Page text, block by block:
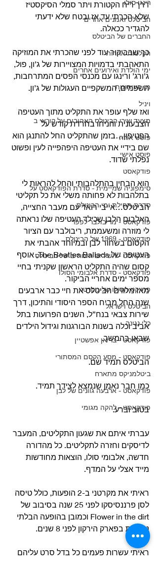
רינגו סולו
הביטלס ואמנים אחרים
החברים של הביטלס
הקלטות אחרות
ימי הולדת ואירועים אחרים
מן העיתונות
ויניל
מצעד שירי הביטלס האהובים על קוראי ב
פוסט אורח
פוסט אישי
פודקאסט
סימפוניה שמיימית - סדרת הפודקאסט על
סדרת תחילת ימי הביטלס
פודקאסט - מריבולבר לפפר
פודקאסט - 1969 של הביטלס
פודקאסט - השירים הזנוחים של הביטלס
פודקאסט - סדרת אלבומי הסולו
פרויקט הסולו של מקרטני
הביטלס וישראל
כלי נגינה
פודקאסט - בריאן אפשטיין
פודקאסט - מסע הקסם המסתורי
ביטלמניקס מתארח
פודקאסט - ארבעה גוונים של לבן
פודקאסט - להקה מגומי
דרך ריח הקטורת ויתר סמלי הסיקסטיז
שלא הכרתי עד אז ובטח שלא ידעתי
להגדיר ככאלה.
כך שבביקור עוד לפני שהכרתי את המוזיקה
התאהבתי בדמויות המצויירות של ג’ון, פול,
ג’ורג’ ורינגו עם מכנסי הפסים המתרחבות,
השפמים, המשקפיים העגולות של ג’ון.
ואז שלף עופר את התקליט מתוך העטיפה
הצבעונית והניחו בחרדת קודש על
הפטיפון…בזמן שהתקליט החל להתנגן הוא
שם בידיי את העטיפה היפהפייה לעין ופשוט
נפלתי שדוד.
הוא הבחין בהתלהבותי והחל להראות לי
בתלהבות לא פחותה משלי את כל תקליטי
הביטלס…אייבי רואד עם מעבר החצייה,
האלבום הלבן שכילד העטיפה שלו נראתה
לי מוזרה ומשעממת, ריבולבר עם הציור
הקסום בשחור לבן ובמיוחד אהבתי את
העטיפה של The Beatles Ballads, אוסף
קסום שהיה התקליט הראשון שקניתי בחיי
מספר ימים אחריי הביקור.
מאז מלווים הביטלס את חיי כבר ארבעים
שנה החל מביח הספר היסודי והתיכון, דרך
שירות צבאי בנח”ל, השנים הפרועות בתל
אביב וכלה בשנות הבורגנות וגידול הילדים
שבאו בהמשך.
הביטלס תמיד שם.
כמו חבר נאמן שנמצא לצידך תמיד.
בטוב וברע.
עברתי איתם את שגעון התקליטים, המעבר
לדיסקים וחזרה לתקליטים. כל מהדורה
חדשה, אלבומי סולו, הוצאות מחודשות
מייד אצלי על המדף.
ראיתי את מקרטני ב-2 הופעות, כולל טיסה
לסן פרננסיסקו לפני 25 שנה בסיבוב של
Flower in the dirt וכמובן בהופעה הבלתי
נשכחת בפארק הירקון לפני 8 שנים.
ראיתי עשרות פעמים כל בדל סרט עליהם